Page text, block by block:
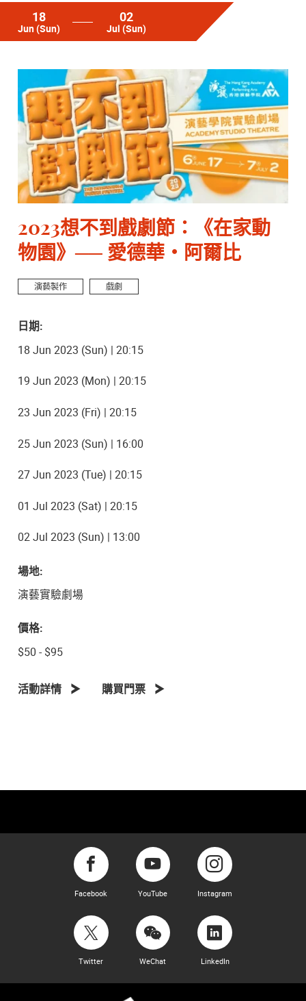
18
Jun(Sun)
02
Jul (Sun)
2023想不到戲劇節：《在家動
物園》── 愛德華・阿爾比
演藝製作 戲劇
日期:
18 Jun 2023 (Sun) | 20:15
19 Jun 2023 (Mon) | 20:15
23 Jun 2023 (Fri) | 20:15
25 Jun 2023 (Sun) | 16:00
27 Jun 2023 (Tue) | 20:15
01 Jul 2023 (Sat) | 20:15
02 Jul 2023 (Sun) | 13:00
場地:
演藝實驗劇場
價格:
$50 - $95
活動詳情 購買門票
Facebook YouTube Instagram
Twitter WeChat LinkedIn